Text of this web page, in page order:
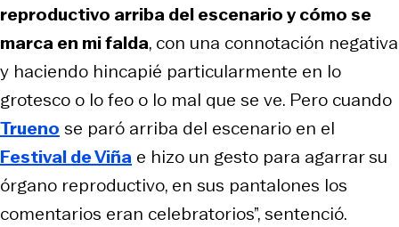
reproductivo arriba del escenario y cómo se
marca en mi falda, con una connotación negativa
y haciendo hincapié particularmente en lo
grotesco o lo feo o lo mal que se ve. Pero cuando
Trueno se paró arriba del escenario en el
Festival de Viña e hizo un gesto para agarrar su
órgano reproductivo, en sus pantalones los
comentarios eran celebratorios”, sentenció.